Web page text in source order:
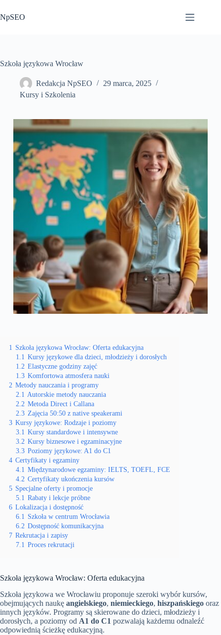
do
treści
NpSEO
Szkoła językowa Wrocław
Redakcja NpSEO
29 marca, 2025
Kursy i Szkolenia
1 Szkoła językowa Wrocław: Oferta edukacyjna
1.1 Kursy językowe dla dzieci, młodzieży i dorosłych
1.2 Elastyczne godziny zajęć
1.3 Komfortowa atmosfera nauki
2 Metody nauczania i programy
2.1 Autorskie metody nauczania
2.2 Metoda Direct i Callana
2.3 Zajęcia 50:50 z native speakerami
3 Kursy językowe: Rodzaje i poziomy
3.1 Kursy standardowe i intensywne
3.2 Kursy biznesowe i egzaminacyjne
3.3 Poziomy językowe: A1 do C1
4 Certyfikaty i egzaminy
4.1 Międzynarodowe egzaminy: IELTS, TOEFL, FCE
4.2 Certyfikaty ukończenia kursów
5 Specjalne oferty i promocje
5.1 Rabaty i lekcje próbne
6 Lokalizacja i dostępność
6.1 Szkoła w centrum Wrocławia
6.2 Dostępność komunikacyjna
7 Rekrutacja i zapisy
7.1 Proces rekrutacji
Szkoła językowa Wrocław: Oferta edukacyjna
Szkoła językowa we Wrocławiu proponuje szeroki wybór kursów,
obejmujących naukę angielskiego, niemieckiego, hiszpańskiego oraz
innych języków. Programy są skierowane do dzieci, młodzieży i
dorosłych, a poziomy od A1 do C1 pozwalają każdemu odnaleźć
odpowiednią ścieżkę edukacyjną.